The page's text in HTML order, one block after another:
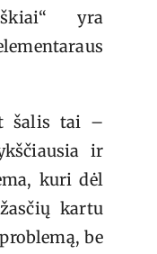
yra
šalis tai –
ir
kuri dėl
kartu
be